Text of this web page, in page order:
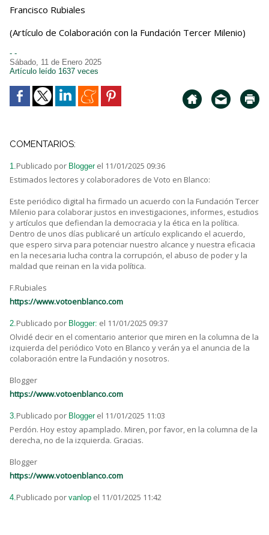
Francisco Rubiales
(Artículo de Colaboración con la Fundación Tercer Milenio)
- -
Sábado, 11 de Enero 2025
Artículo leído 1637 veces
COMENTARIOS:
1. Publicado por Blogger el 11/01/2025 09:36
Estimados lectores y colaboradores de Voto en Blanco:
Este periódico digital ha firmado un acuerdo con la Fundación Tercer
Milenio para colaborar justos en investigaciones, informes, estudios
y artículos que defiendan la democracia y la ética en la política.
Dentro de unos días publicaré un artículo explicando el acuerdo,
que espero sirva para potenciar nuestro alcance y nuestra eficacia
en la necesaria lucha contra la corrupción, el abuso de poder y la
maldad que reinan en la vida política.
F.Rubiales
https://www.votoenblanco.com
2. Publicado por Blogger: el 11/01/2025 09:37
Olvidé decir en el comentario anterior que miren en la columna de la
izquierda del periódico Voto en Blanco y verán ya el anuncia de la
colaboración entre la Fundación y nosotros.
Blogger
https://www.votoenblanco.com
3. Publicado por Blogger el 11/01/2025 11:03
Perdón. Hoy estoy apamplado. Miren, por favor, en la columna de la
derecha, no de la izquierda. Gracias.
Blogger
https://www.votoenblanco.com
4. Publicado por vanlop el 11/01/2025 11:42